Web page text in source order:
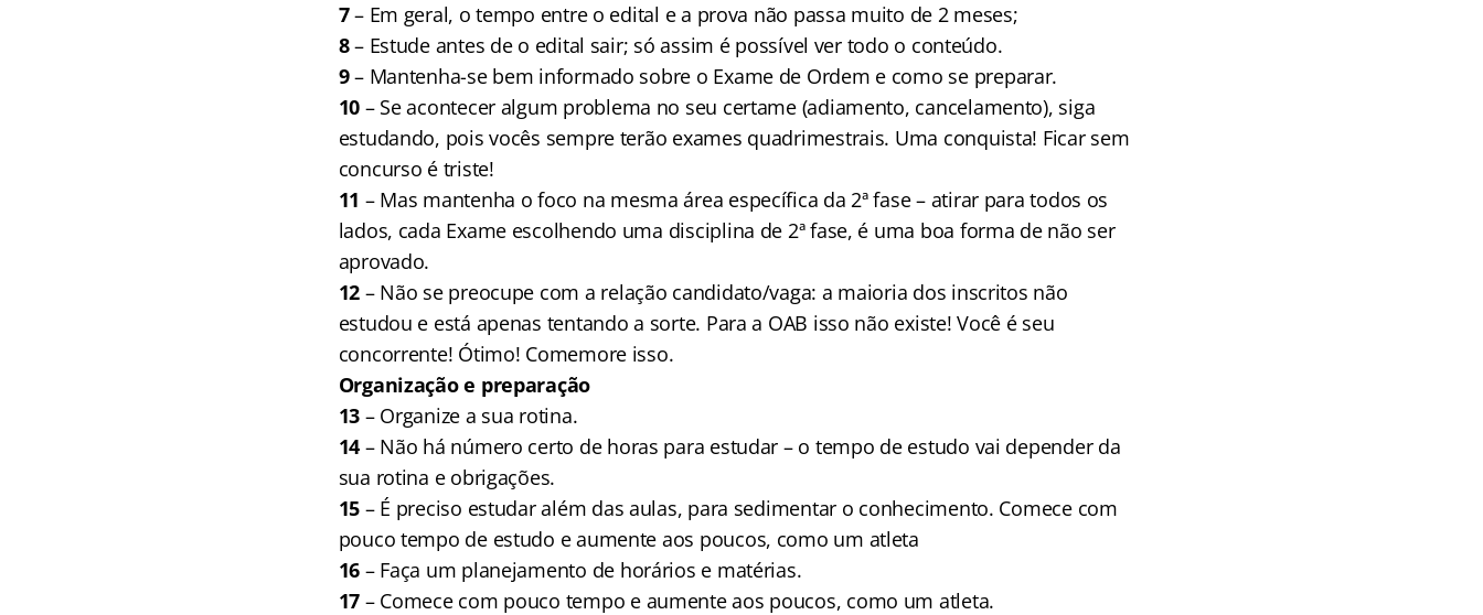
7– Em geral, o tempo entre o edital e a prova não passa muito de 2 meses;
8– Estude antes de o edital sair; só assim é possível ver todo o conteúdo.
9– Mantenha-se bem informado sobre o Exame de Ordem e como se preparar.
10 – Se acontecer algum problema no seu certame (adiamento, cancelamento), siga
estudando, pois vocês sempre terão exames quadrimestrais. Uma conquista! Ficar sem
concurso é triste!
11 – Mas mantenha o foco na mesma área específica da 2ª fase – atirar para todos os
lados, cada Exame escolhendo uma disciplina de 2ª fase, é uma boa forma de não ser
aprovado.
12 – Não se preocupe com a relação candidato/vaga: a maioria dos inscritos não
estudou e está apenas tentando a sorte. Para a OAB isso não existe! Você é seu
concorrente! Ótimo! Comemore isso.
Organização e preparação
13 – Organize a sua rotina.
14 – Não há número certo de horas para estudar – o tempo de estudo vai depender da
sua rotina e obrigações.
15 – É preciso estudar além das aulas, para sedimentar o conhecimento. Comece com
pouco tempo de estudo e aumente aos poucos, como um atleta
16 – Faça um planejamento de horários e matérias.
17 – Comece com pouco tempo e aumente aos poucos, como um atleta.